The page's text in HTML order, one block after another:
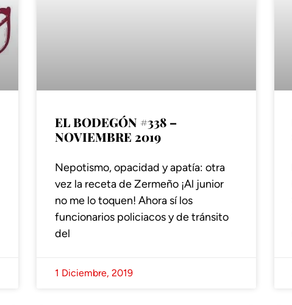
EL BODEGÓN #338 –
NOVIEMBRE 2019
Nepotismo, opacidad y apatía: otra
vez la receta de Zermeño ¡Al junior
no me lo toquen! Ahora sí los
funcionarios policiacos y de tránsito
del
1 Diciembre, 2019